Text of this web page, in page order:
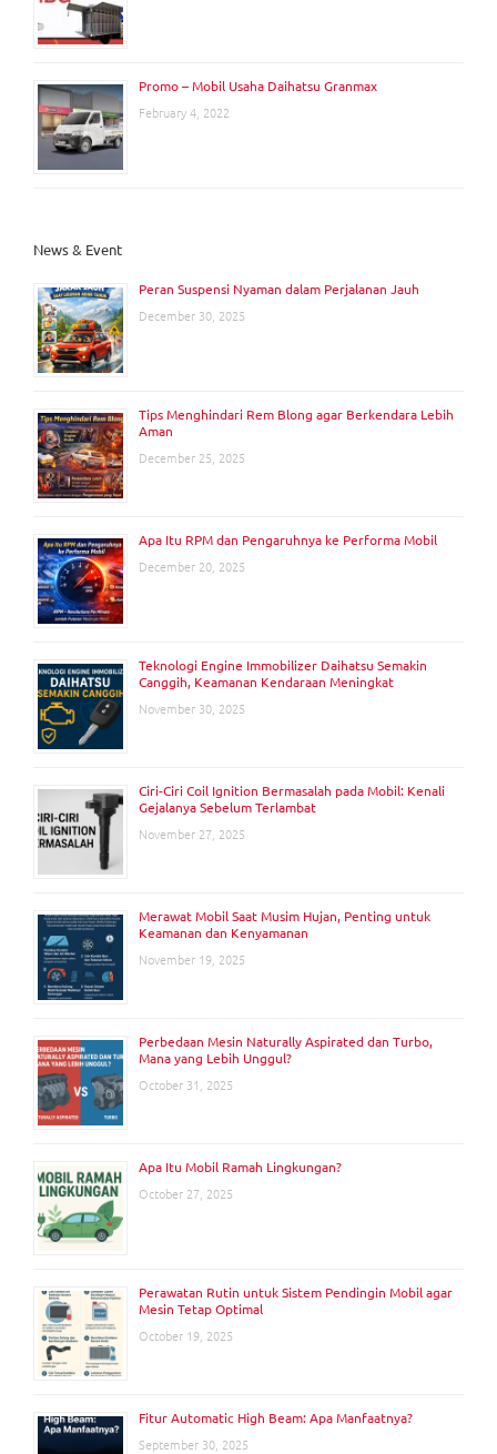
Promo – Mobil Usaha Daihatsu Granmax
February 4, 2022
News & Event
Peran Suspensi Nyaman dalam Perjalanan Jauh
December 30, 2025
Tips Menghindari Rem Blong agar Berkendara Lebih
Aman
December 25, 2025
Apa Itu RPM dan Pengaruhnya ke Performa Mobil
December 20, 2025
Teknologi Engine Immobilizer Daihatsu Semakin
Canggih, Keamanan Kendaraan Meningkat
November 30, 2025
Ciri-Ciri Coil Ignition Bermasalah pada Mobil: Kenali
Gejalanya Sebelum Terlambat
November 27, 2025
Merawat Mobil Saat Musim Hujan, Penting untuk
Keamanan dan Kenyamanan
November 19, 2025
Perbedaan Mesin Naturally Aspirated dan Turbo,
Mana yang Lebih Unggul?
October 31, 2025
Apa Itu Mobil Ramah Lingkungan?
October 27, 2025
Perawatan Rutin untuk Sistem Pendingin Mobil agar
Mesin Tetap Optimal
October 19, 2025
Fitur Automatic High Beam: Apa Manfaatnya?
September 30, 2025